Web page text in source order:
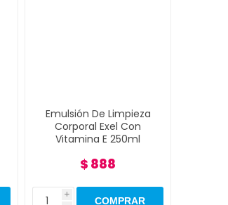
Emulsión De Limpieza
Corporal Exel Con
Vitamina E 250ml
$ 888
i